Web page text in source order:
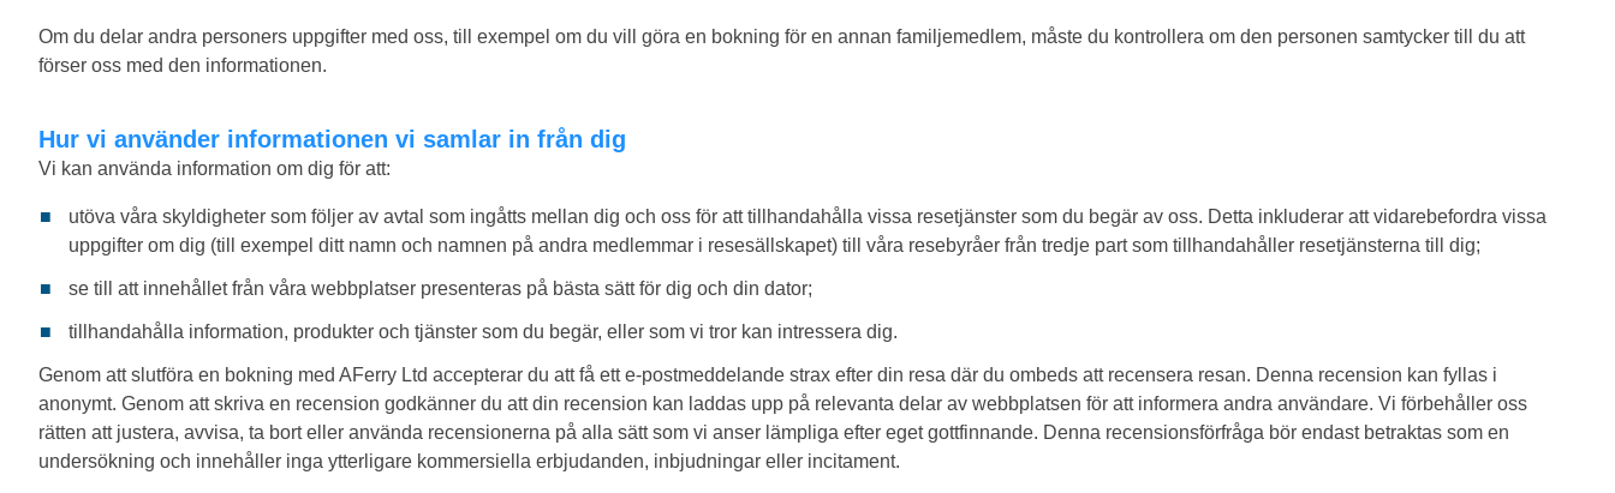
Om du delar andra personers uppgifter med oss, till exempel om du vill göra en bokning för en annan familjemedlem, måste du kontrollera om den personen samtycker till du att
förser oss med den informationen.
Hur vi använder informationen vi samlar in från dig
Vi kan använda information om dig för att:
utöva våra skyldigheter som följer av avtal som ingåtts mellan dig och oss för att tillhandahålla vissa resetjänster som du begär av oss. Detta inkluderar att vidarebefordra vissa
uppgifter om dig (till exempel ditt namn och namnen på andra medlemmar i resesällskapet) till våra resebyråer från tredje part som tillhandahåller resetjänsterna till dig;
se till att innehållet från våra webbplatser presenteras på bästa sätt för dig och din dator;
tillhandahålla information, produkter och tjänster som du begär, eller som vi tror kan intressera dig.
Genom att slutföra en bokning med AFerry Ltd accepterar du att få ett e-postmeddelande strax efter din resa där du ombeds att recensera resan. Denna recension kan fyllas i
anonymt. Genom att skriva en recension godkänner du att din recension kan laddas upp på relevanta delar av webbplatsen för att informera andra användare. Vi förbehåller oss
rätten att justera, avvisa, ta bort eller använda recensionerna på alla sätt som vi anser lämpliga efter eget gottfinnande. Denna recensionsförfråga bör endast betraktas som en
undersökning och innehåller inga ytterligare kommersiella erbjudanden, inbjudningar eller incitament.